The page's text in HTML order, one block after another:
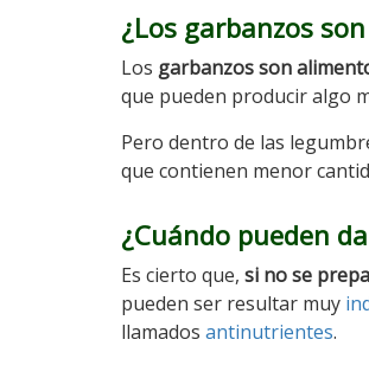
¿Los garbanzos
Los garbanzos son
que pueden producir algo
Pero dentro de las
que contienen menor
¿Cuándo pueden
Es cierto que, si no se
pueden ser resultar muy
llamados antinutrientes.